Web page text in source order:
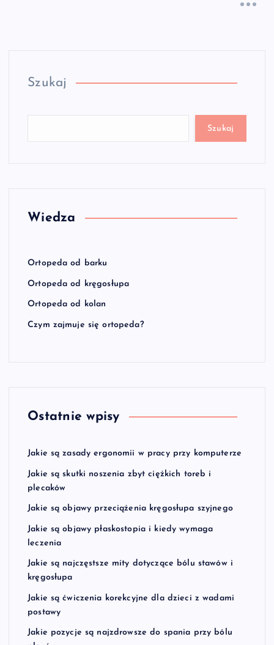
Szukaj
Szukaj
Wiedza
Ortopeda od barku
Ortopeda od kręgosłupa
Ortopeda od kolan
Czym zajmuje się ortopeda?
Ostatnie wpisy
Jakie są zasady ergonomii w pracy przy komputerze
Jakie są skutki noszenia zbyt ciężkich toreb i
plecaków
Jakie są objawy przeciążenia kręgosłupa szyjnego
Jakie są objawy płaskostopia i kiedy wymaga
leczenia
Jakie są najczęstsze mity dotyczące bólu stawów i
kręgosłupa
Jakie są ćwiczenia korekcyjne dla dzieci z wadami
postawy
Jakie pozycje są najzdrowsze do spania przy bólu